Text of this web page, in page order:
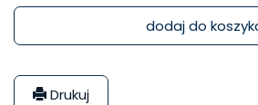
dodaj do
Drukuj